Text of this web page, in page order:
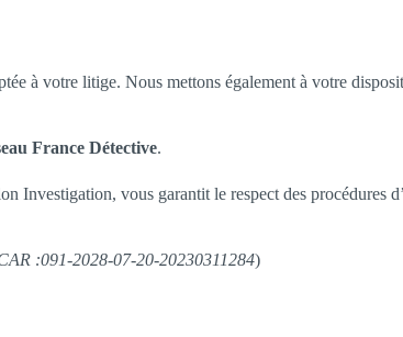
à votre litige. Nous mettons également à votre
France Détective.
vous garantit le respect des procédures
:091-2028-07-20-20230311284)